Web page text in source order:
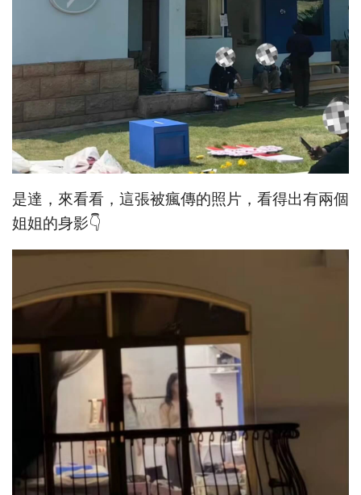
是達，來看看，這張被瘋傳的照片，看得出有兩個
姐姐的身影👇